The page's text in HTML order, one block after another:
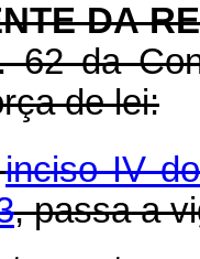
DA
62 da
de lei:
inciso IV
, passa a